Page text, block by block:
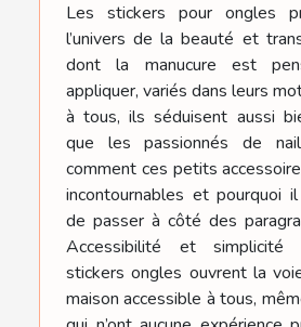
Les stickers pour ongles
l’univers de la beauté et
dont la manucure est
appliquer, variés dans leurs
à tous, ils séduisent aussi
que les passionnés de
comment ces petits
incontournables et pourquoi
de passer à côté des
Accessibilité et simplicité
stickers ongles ouvrent la
maison accessible à tous,